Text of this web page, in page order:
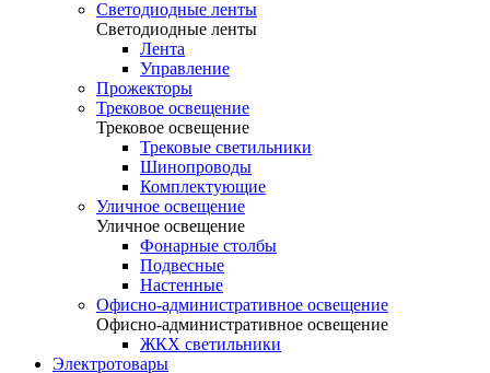
Светодиодные ленты
Светодиодные ленты
Лента
Управление
Прожекторы
Трековое освещение
Трековое освещение
Трековые светильники
Шинопроводы
Комплектующие
Уличное освещение
Уличное освещение
Фонарные столбы
Подвесные
Настенные
Офисно-административное освещение
Офисно-административное освещение
ЖКХ светильники
Электротовары